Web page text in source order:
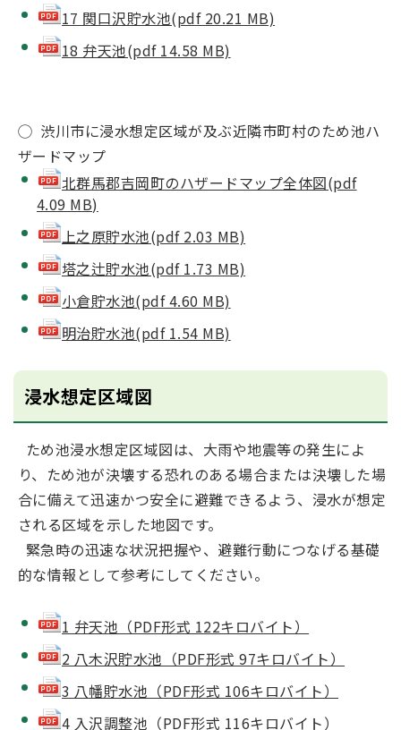
17 関口沢貯水池(pdf 20.21 MB)
18 弁天池(pdf 14.58 MB)
◯ 渋川市に浸水想定区域が及ぶ近隣市町村のため池ハ
ザードマップ
北群馬郡吉岡町のハザードマップ全体図(pdf
4.09 MB)
上之原貯水池(pdf 2.03 MB)
塔之辻貯水池(pdf 1.73 MB)
小倉貯水池(pdf 4.60 MB)
明治貯水池(pdf 1.54 MB)
浸水想定区域図
ため池浸水想定区域図は、大雨や地震等の発生によ
り、ため池が決壊する恐れのある場合または決壊した場
合に備えて迅速かつ安全に避難できるよう、浸水が想定
される区域を示した地図です。
緊急時の迅速な状況把握や、避難行動につなげる基礎
的な情報として参考にしてください。
1 弁天池（PDF形式 122キロバイト）
2 八木沢貯水池（PDF形式 97キロバイト）
3 八幡貯水池（PDF形式 106キロバイト）
4 入沢調整池（PDF形式 116キロバイト）